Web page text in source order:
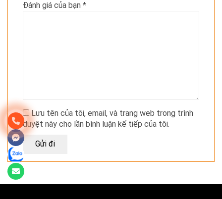
Đánh giá của bạn *
Lưu tên của tôi, email, và trang web trong trình
duyệt này cho lần bình luận kế tiếp của tôi.